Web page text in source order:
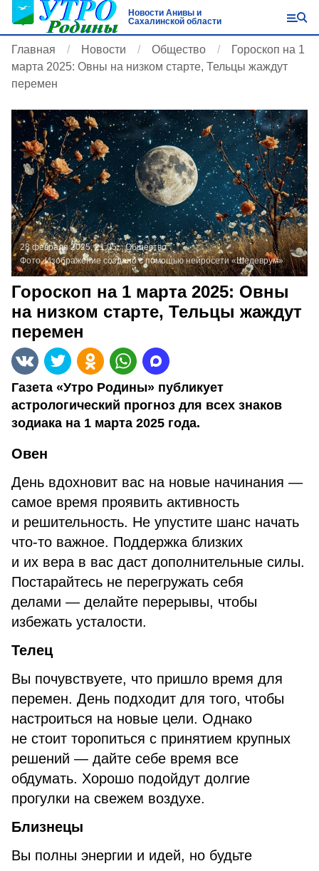
Новости Анивы и
Сахалинской области
Главная Новости Общество
Гороскоп на 1
марта 2025: Овны на низком старте, Тельцы жаждут
перемен
28 февраля 2025, 21:05
Общество
Фото:Изображение создано с помощью нейросети «Шедеврум»
Гороскоп на 1 марта 2025: Овны
на низком старте, Тельцы жаждут
перемен
Газета «Утро Родины» публикует
астрологический прогноз для всех знаков
зодиака на 1 марта 2025 года.
Овен
День вдохновит вас на новые начинания —
самое время проявить активность
и решительность. Не упустите шанс начать
что-то важное. Поддержка близких
и их вера в вас даст дополнительные силы.
Постарайтесь не перегружать себя
делами — делайте перерывы, чтобы
избежать усталости.
Телец
Вы почувствуете, что пришло время для
перемен. День подходит для того, чтобы
настроиться на новые цели. Однако
не стоит торопиться с принятием крупных
решений — дайте себе время все
обдумать. Хорошо подойдут долгие
прогулки на свежем воздухе.
Близнецы
Вы полны энергии и идей, но будьте